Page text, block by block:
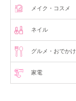
メイク・コスメ
ネイル
グルメ・おでかけ
家電